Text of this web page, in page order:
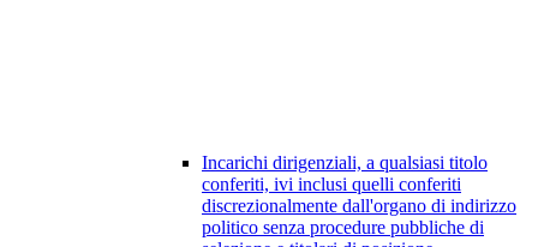
Incarichi dirigenziali, a qualsiasi titolo
conferiti, ivi inclusi quelli conferiti
discrezionalmente dall'organo di indirizzo
politico senza procedure pubbliche di